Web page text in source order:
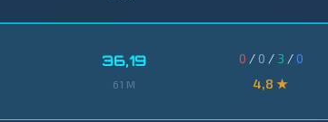
36,19
61 M
0 / 0 / 3 /0
4,8 ★